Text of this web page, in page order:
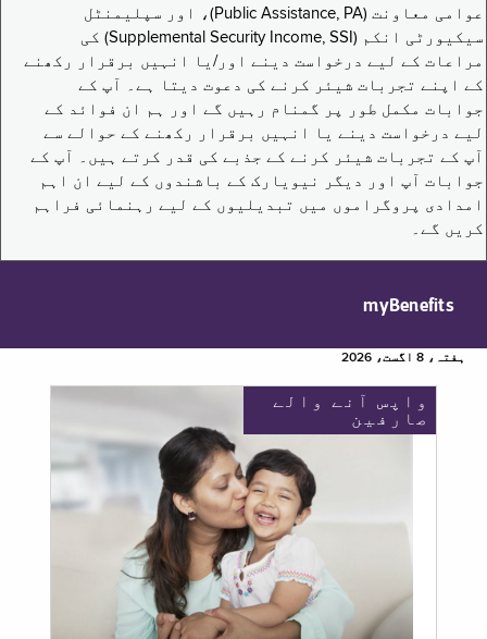
عوامی معاونت (Public Assistance, PA)، اور سپلیمنٹل
سیکیورٹی انکم (Supplemental Security Income, SSI) کی
مراعات کے لیے درخواست دینے اور/یا انہیں برقرار رکھنے
کے اپنے تجربات شیئر کرنے کی دعوت دیتا ہے۔ آپ کے
جوابات مکمل طور پر گمنام رہیں گے اور ہم ان فوائد کے
لیے درخواست دینے یا انہیں برقرار رکھنے کے حوالے سے
آپ کے تجربات شیئر کرنے کے جذبے کی قدر کرتے ہیں۔ آپ کے
جوابات آپ اور دیگر نیویارک کے باشندوں کے لیے ان اہم
امدادی پروگراموں میں تبدیلیوں کے لیے رہنمائی فراہم
کریں گے۔
myBenefits
ہفتہ، 8 اگست، 2026
واپس آنے والے
صارفین